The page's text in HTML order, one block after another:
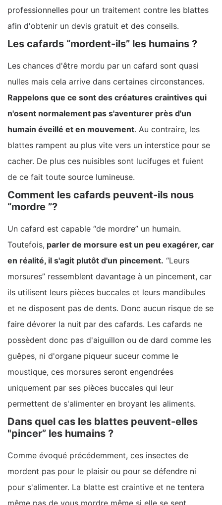
professionnelles pour un traitement contre les blattes
afin d'obtenir un devis gratuit et des conseils.
Les cafards “mordent-ils” les humains ?
Les chances d'être mordu par un cafard sont quasi
nulles mais cela arrive dans certaines circonstances.
Rappelons que ce sont des créatures craintives qui
n'osent normalement pas s'aventurer près d'un
humain éveillé et en mouvement. Au contraire, les
blattes rampent au plus vite vers un interstice pour se
cacher. De plus ces nuisibles sont lucifuges et fuient
de ce fait toute source lumineuse.
Comment les cafards peuvent-ils nous
“mordre ”?
Un cafard est capable “de mordre” un humain.
Toutefois, parler de morsure est un peu exagérer, car
en réalité, il s'agit plutôt d'un pincement. “Leurs
morsures” ressemblent davantage à un pincement, car
ils utilisent leurs pièces buccales et leurs mandibules
et ne disposent pas de dents. Donc aucun risque de se
faire dévorer la nuit par des cafards. Les cafards ne
possèdent donc pas d'aiguillon ou de dard comme les
guêpes, ni d'organe piqueur suceur comme le
moustique, ces morsures seront engendrées
uniquement par ses pièces buccales qui leur
permettent de s'alimenter en broyant les aliments.
Dans quel cas les blattes peuvent-elles
"pincer” les humains ?
Comme évoqué précédemment, ces insectes de
mordent pas pour le plaisir ou pour se défendre ni
pour s'alimenter. La blatte est craintive et ne tentera